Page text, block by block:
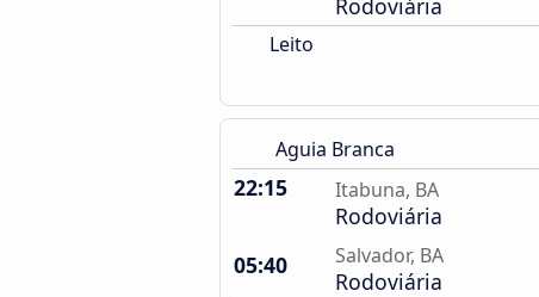
Rodoviária
Leito
Aguia Branca
22:15 Itabuna, BA
Rodoviária
05:40
Salvador, BA
Rodoviária